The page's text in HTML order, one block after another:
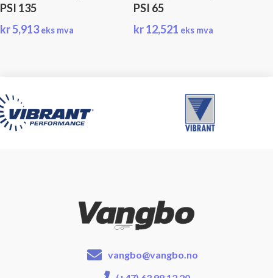
PSI 135
kr5,913 eks mva
PSI 65
kr12,521 eks mva
vangbo@vangbo.no